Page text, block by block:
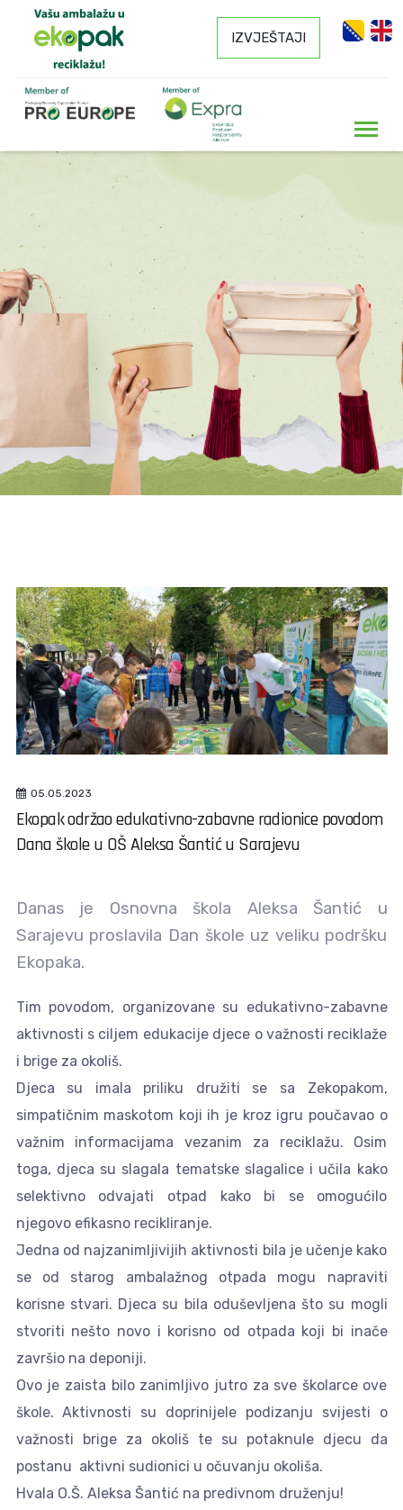
IZVJEŠTAJI
05.05.2023
Ekopak održao edukativno-zabavne radionice povodom
Dana škole u OŠ Aleksa Šantić u Sarajevu
Danas je Osnovna škola Aleksa Šantić u
Sarajevu proslavila Dan škole uz veliku podršku
Ekopaka.
Tim povodom, organizovane su edukativno-zabavne
aktivnosti s ciljem edukacije djece o važnosti reciklaže
i brige za okoliš.
Djeca su imala priliku družiti se sa Zekopakom,
simpatičnim maskotom koji ih je kroz igru poučavao o
važnim informacijama vezanim za reciklažu. Osim
toga, djeca su slagala tematske slagalice i učila kako
selektivno odvajati otpad kako bi se omogućilo
njegovo efikasno recikliranje.
Jedna od najzanimljivijih aktivnosti bila je učenje kako
se od starog ambalažnog otpada mogu napraviti
korisne stvari. Djeca su bila oduševljena što su mogli
stvoriti nešto novo i korisno od otpada koji bi inače
završio na deponiji.
Ovo je zaista bilo zanimljivo jutro za sve školarce ove
škole. Aktivnosti su doprinijele podizanju svijesti o
važnosti brige za okoliš te su potaknule djecu da
postanu aktivni sudionici u očuvanju okoliša.
Hvala O.Š. Aleksa Šantić na predivnom druženju!